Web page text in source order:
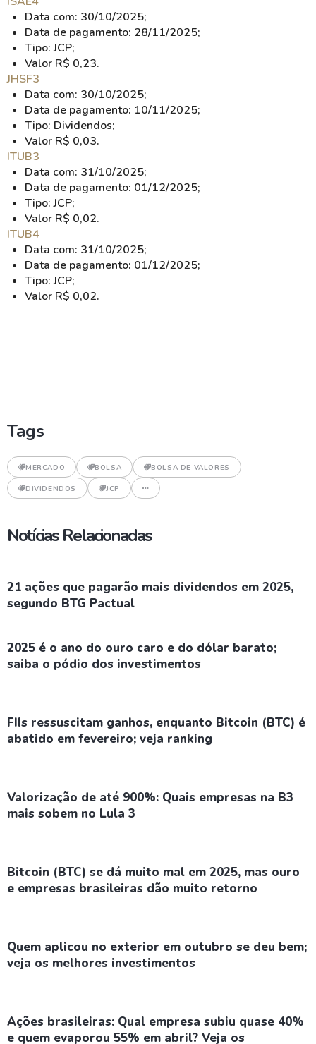
Data com: 30/10/2025;
Data de pagamento: 28/11/2025;
Tipo: JCP;
Valor R$ 0,23.
JHSF3
Data com: 30/10/2025;
Data de pagamento: 10/11/2025;
Tipo: Dividendos;
Valor R$ 0,03.
ITUB3
Data com: 31/10/2025;
Data de pagamento: 01/12/2025;
Tipo: JCP;
Valor R$ 0,02.
ITUB4
Data com: 31/10/2025;
Data de pagamento: 01/12/2025;
Tipo: JCP;
Valor R$ 0,02.
Tags
MERCADO BOLSA BOLSA DE VALORES
DIVIDENDOS JCP
Notícias Relacionadas
21 ações que pagarão mais dividendos em 2025,
segundo BTG Pactual
2025 é o ano do ouro caro e do dólar barato;
saiba o pódio dos investimentos
FIIs ressuscitam ganhos, enquanto Bitcoin (BTC) é
abatido em fevereiro; veja ranking
Valorização de até 900%: Quais empresas na B3
mais sobem no Lula 3
Bitcoin (BTC) se dá muito mal em 2025, mas ouro
e empresas brasileiras dão muito retorno
Quem aplicou no exterior em outubro se deu bem;
veja os melhores investimentos
Ações brasileiras: Qual empresa subiu quase 40%
e quem evaporou 55% em abril? Veja os